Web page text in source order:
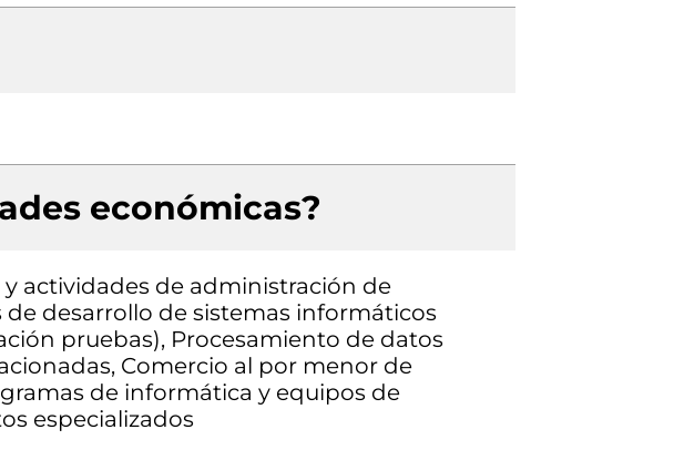
económicas?
actividades de administración de
desarrollo de sistemas informáticos
pruebas), Procesamiento de datos
Comercio al por menor de
de informática y equipos de
especializados